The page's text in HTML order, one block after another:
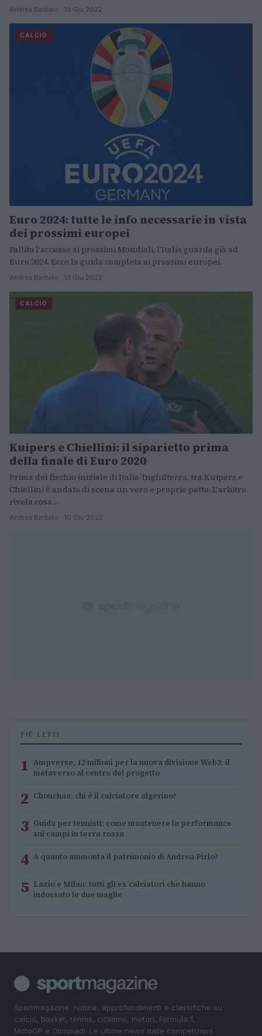
Andrea Barbato · 13 Giu 2022
CALCIO
Euro 2024: tutte le info necessarie in vista
dei prossimi europei
Fallito l'accesso ai prossimi Mondiali, l'Italia guarda già ad
Euro 2024. Ecco la guida completa ai prossimi europei.
Andrea Barbato · 13 Giu 2022
CALCIO
Kuipers e Chiellini: il siparietto prima
della finale di Euro 2020
Prima del fischio iniziale di Italia-Inghilterra, tra Kuipers e
Chiellini è andato di scena un vero e proprio patto. L'arbitro
rivela cosa…
Andrea Barbato · 10 Giu 2022
PIÙ LETTI
1 Ampverse, 12 milioni per la nuova divisione Web3: il
metaverso al centro del progetto
2 Chouchaa: chi è il calciatore algerino?
3 Guida per tennisti: come mantenere la performance
sui campi in terra rossa
4 A quanto ammonta il patrimonio di Andrea Pirlo?
5 Lazio e Milan: tutti gli ex calciatori che hanno
indossato le due maglie
Sportmagazine: notizie, approfondimenti e classifiche su
calcio, basket, tennis, ciclismo, motori, Formula 1,
MotoGP e Olimpiadi. Le ultime news dalle competizioni